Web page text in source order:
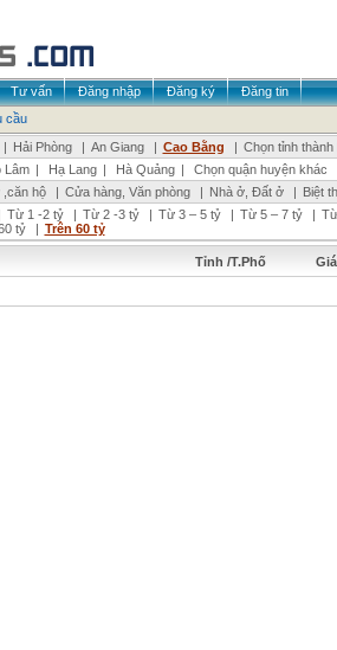
Tư vấn Đăng nhập Đăng ký
Đăng tin
cầu
| Hải Phòng | An Giang | Cao Bằng | Chọn tỉnh thành
Lâm | Hạ Lang | Hà Quảng |
Chọn quận huyện khác
hộ | Cửa hàng, Văn phòng | Nhà ở, Đất ở | Biệt
Từ 1 -2 tỷ | Từ 2 -3 tỷ | Từ 3 – 5 tỷ | Từ 5 – 7 tỷ |
tỷ | Trên 60 tỷ
Tỉnh /T.Phố Giá